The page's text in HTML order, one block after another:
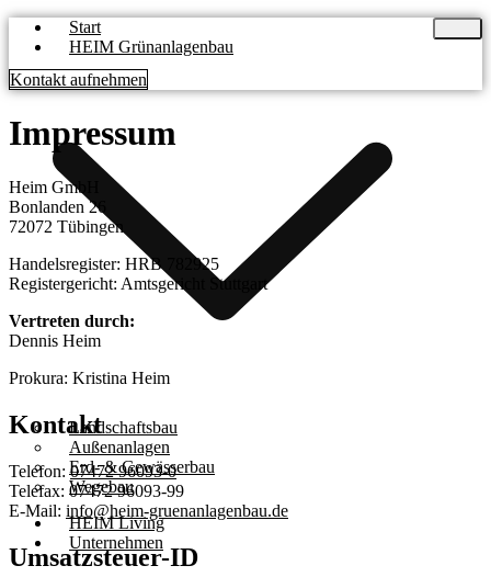
Start
HEIM Grünanlagenbau
Landschaftsbau
Außenanlagen
Erd- & Gewässerbau
Wegebau
HEIM Living
Unternehmen
Kontakt aufnehmen
Impressum
Heim GmbH
Bonlanden 26
72072 Tübingen
Handelsregister: HRB 782925
Registergericht: Amtsgericht Stuttgart
Vertreten durch:
Dennis Heim
Prokura: Kristina Heim
Kontakt
Telefon: 07472 96093-0
Telefax: 07472 96093-99
E-Mail: info@heim-gruenanlagenbau.de
Umsatzsteuer-ID